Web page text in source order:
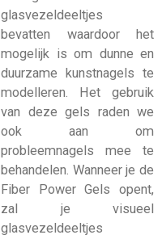
glasvezeldeeltjes
bevatten waardoor het
mogelijk is om dunne en
duurzame kunstnagels te
modelleren. Het gebruik
van deze gels raden we
ook aan om
probleemnagels mee te
behandelen. Wanneer je de
Fiber Power Gels opent,
zal je visueel
glasvezeldeeltjes